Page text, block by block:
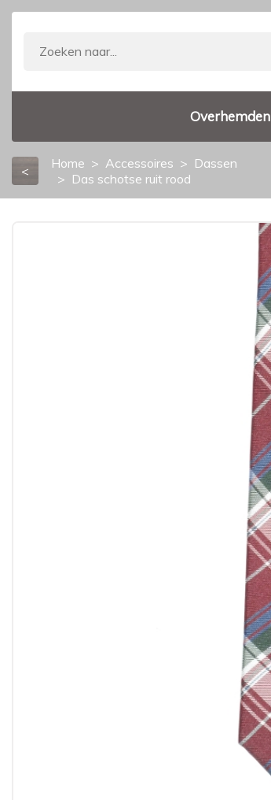
Overhemden
< Home Accessoires
Dassen
Das schotse ruit rood